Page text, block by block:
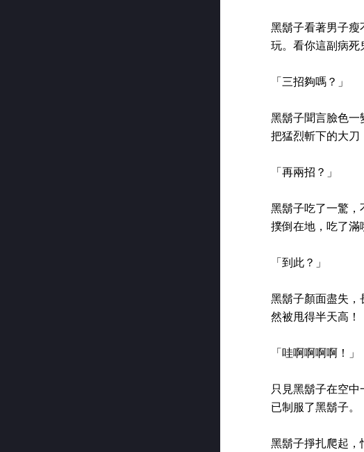
黑鬍子看著男子
玩。看你這副病死
「三招夠嗎？」
黑鬍子聞言臉色
把猛烈斬下的大刀
「再兩招？」
黑鬍子吃了一驚，
撲倒在地，吃了滿
「到此？」
黑鬍子顏面盡失
然被甩得半天高！
「哇啊啊啊啊！」
只見黑鬍子在空
已制服了黑鬍子。
黑鬍子掙扎爬起，